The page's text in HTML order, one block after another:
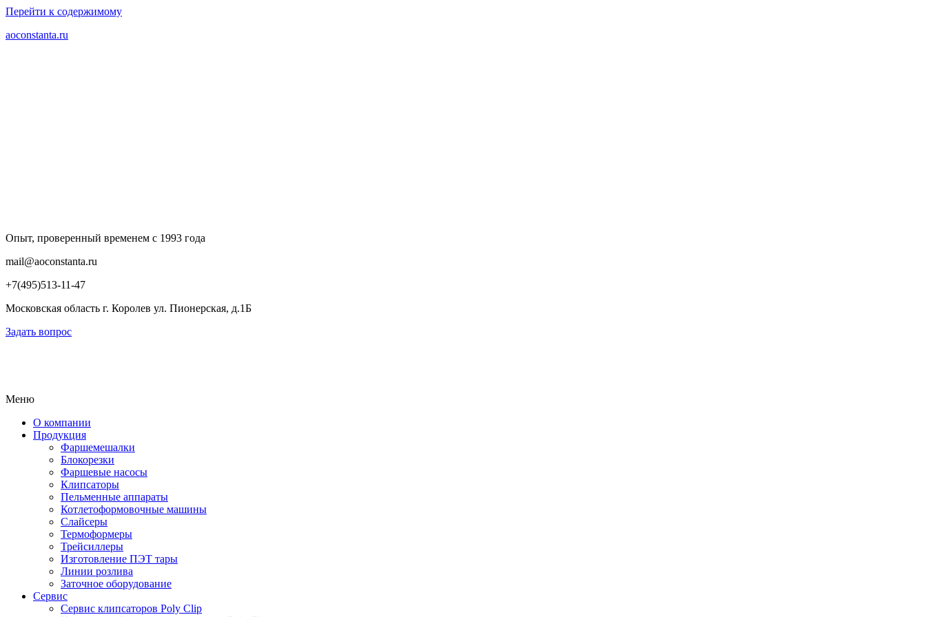
Перейти к содержимому
aoconstanta.ru
Опыт, проверенный временем с 1993 года
mail@aoconstanta.ru
+7(495)513-11-47
Московская область г. Королев ул. Пионерская, д.1Б
Задать вопрос
Меню
О компании
Продукция
Фаршемешалки
Блокорезки
Фаршевые насосы
Клипсаторы
Пельменные аппараты
Котлетоформовочные машины
Слайсеры
Термоформеры
Трейсиллеры
Изготовление ПЭТ тары
Линии розлива
Заточное оборудование
Сервис
Сервис клипсаторов Poly Clip